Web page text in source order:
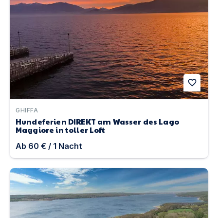
favorite
GHIFFA
Hundeferien DIREKT am Wasser des Lago
Maggiore in toller Loft
Ab 60 € / 1 Nacht
Bornmühle | Unterkunft in Groß Nemerow